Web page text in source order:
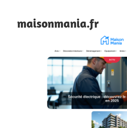
maisonmania.fr